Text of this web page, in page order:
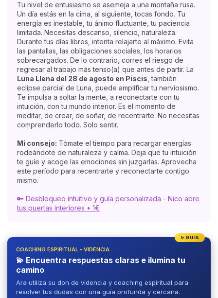
Tu nivel de entusiasmo se asemeja a una montaña rusa.
Un día estás en la cima, al siguiente, tocas fondo. Tu
energía es inestable, tu ánimo fluctuante, tu paciencia
limitada. Necesitas descanso, silencio, naturaleza.
Durante tus días libres, intenta relajarte al máximo. Evita
las pantallas, las obligaciones sociales, los horarios
sobrecargados. De lo contrario, corres el riesgo de
regresar al trabajo más tenso(a) que antes de partir. La
Luna Llena del 28 de agosto en Piscis , también
eclipse parcial de Luna, puede amplificar tu nerviosismo.
Te impulsa a soltar la mente, a reconectarte con tu
intuición, con tu mundo interior. Es el momento de
meditar, de crear, de soñar, de recentrarte. No necesitas
comprenderlo todo. Solo sentir.
Mi consejo: Tómate el tiempo para recargar energías
rodeándote de naturaleza y calma. Deja que tu intuición
te guíe y acoge las emociones sin juzgarlas. Aprovecha
este período para recentrarte y reconectarte contigo
mismo.
🔑 Desbloqueo intuitivo y guía personalizada - Nico abre
tus puertas interiores • 1€
✨ GUÍA
COACHING ESPIRITUAL • VIDENCIA
💫 Encuentra respuestas claras e ilumina tu
camino
Ara utiliza su don de videncia y coaching espiritual para
resolver tus dudas con una guía profunda y cercana.